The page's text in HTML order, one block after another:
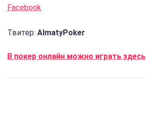
Facebook
Твитер: AlmatyPoker
В покер онлайн можно играть здесь